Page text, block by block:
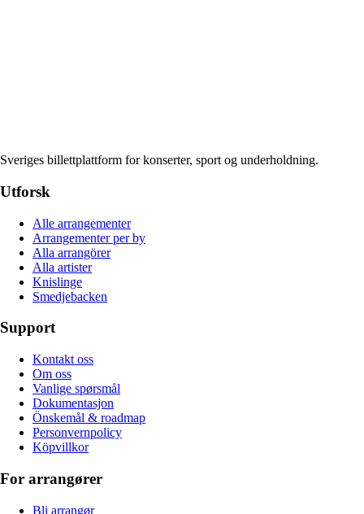
Sveriges billettplattform for konserter, sport og underholdning.
Utforsk
Alle arrangementer
Arrangementer per by
Alla arrangörer
Alla artister
Knislinge
Smedjebacken
Support
Kontakt oss
Om oss
Vanlige spørsmål
Dokumentasjon
Önskemål & roadmap
Personvernpolicy
Köpvillkor
For arrangører
Bli arrangør